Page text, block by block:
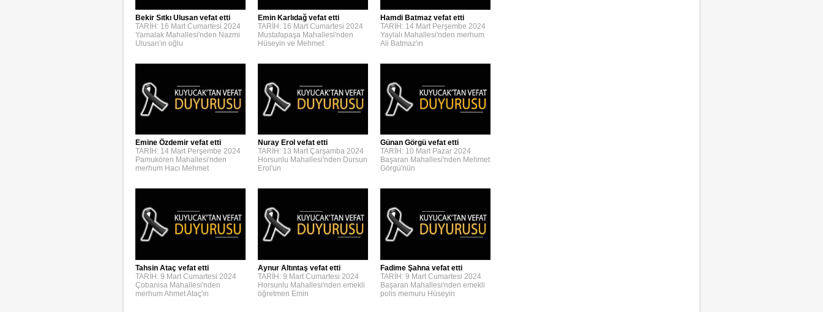
Bekir Sıtkı Ulusan vefat etti
TARİH: 16 Mart Cumartesi 2024
Yamalak Mahallesi'nden Nazmi
Ulusan'ın oğlu
Emin Karlıdağ vefat etti
TARİH: 16 Mart Cumartesi 2024
Mustafapaşa Mahallesi'nden
Hüseyin ve Mehmet
Hamdi Batmaz vefat etti
TARİH: 14 Mart Perşembe 2024
Yaylalı Mahallesi'nden merhum
Ali Batmaz'ın
Emine Özdemir vefat etti
TARİH: 14 Mart Perşembe 2024
Pamukören Mahallesi'nden
merhum Hacı Mehmet
Nuray Erol vefat etti
TARİH: 13 Mart Çarşamba 2024
Horsunlu Mahallesi'nden Dursun
Erol'un
Günan Görgü vefat etti
TARİH: 10 Mart Pazar 2024
Başaran Mahallesi'nden Mehmet
Görgü'nün
Tahsin Ataç vefat etti
TARİH: 9 Mart Cumartesi 2024
Çobanisa Mahallesi'nden
merhum Ahmet Ataç'ın
Aynur Altıntaş vefat etti
TARİH: 9 Mart Cumartesi 2024
Horsunlu Mahallesi'nden emekli
öğretmen Emin
Fadime Şahna vefat etti
TARİH: 9 Mart Cumartesi 2024
Başaran Mahallesi'nden emekli
polis memuru Hüseyin